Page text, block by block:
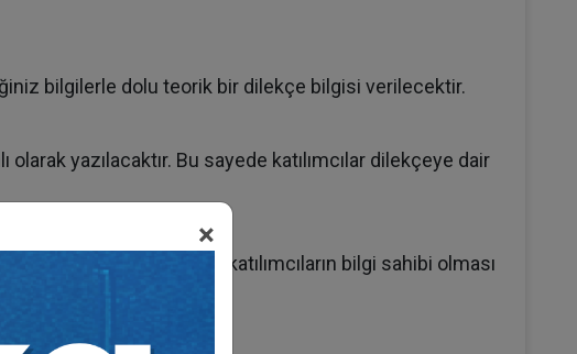
×
bilgilerle dolu teorik bir dilekçe bilgisi verilecektir.
yazılacaktır. Bu sayede katılımcılar dilekçeye dair
ve bu konuda da katılımcıların bilgi sahibi olması